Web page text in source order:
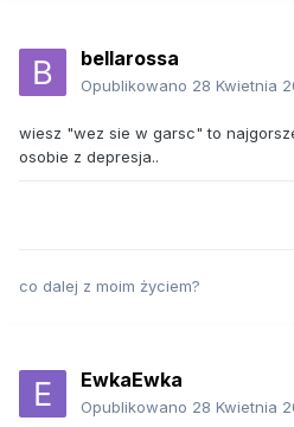
bellarossa
Opublikowano 28 Kwietnia
wiesz "wez sie w garsc" to
osobie z depresja..
co dalej z moim życiem?
EwkaEwka
Opublikowano 28 Kwietnia